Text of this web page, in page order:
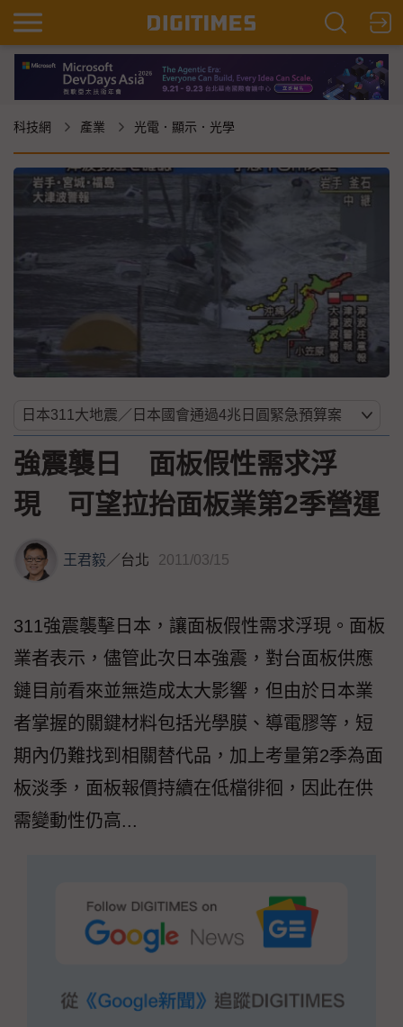
科技網 產業 光電．顯示．光學
強震襲日 面板假性需求浮
現 可望拉抬面板業第2季營運
王君毅 ／台北 2011/03/15
311強震襲擊日本，讓面板假性需求浮現。面板
業者表示，儘管此次日本強震，對台面板供應
鏈目前看來並無造成太大影響，但由於日本業
者掌握的關鍵材料包括光學膜、導電膠等，短
期內仍難找到相關替代品，加上考量第2季為面
板淡季，面板報價持續在低檔徘徊，因此在供
需變動性仍高...